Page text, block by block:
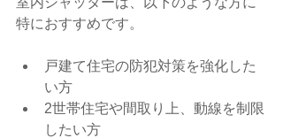
特におすすめです。
戸建て住宅の防犯対策を強化した
い方
2世帯住宅や間取り上、動線を制限
したい方